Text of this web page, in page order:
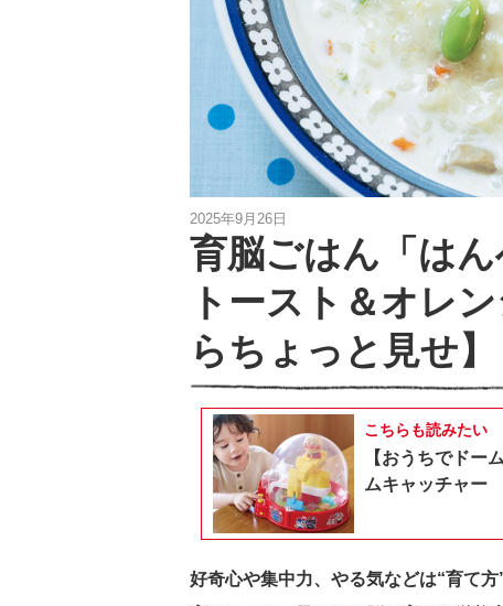
2025年9月26日
育脳ごはん「は
トースト＆オレ
らちょっと見せ】
こちらも読みたい
【おうちでドー
ムキャッチャー
好奇心や集中力、やる気などは“育て